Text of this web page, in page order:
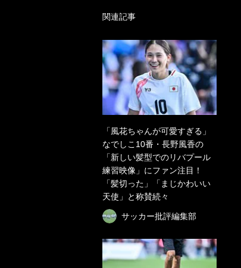
関連記事
「風花ちゃんが可愛すぎる」
なでしこ10番・長野風香の
「新しい髪型でのリバプール
練習映像」にファン注目！
「髪切った」「まじかわいい
天使」と称賛続々
サッカー批評編集部